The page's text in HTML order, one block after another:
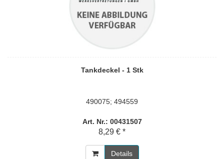
Tankdeckel - 1 Stk
490075; 494559
Art. Nr.: 00431507
8,29 € *
Details